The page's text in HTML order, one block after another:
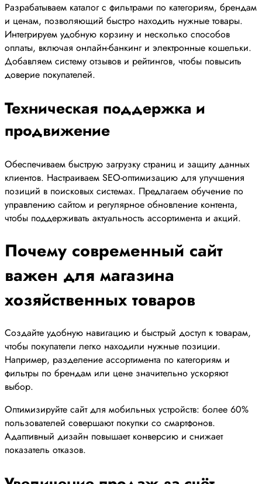
Разрабатываем каталог с фильтрами по категориям, брендам
и ценам, позволяющий быстро находить нужные товары.
Интегрируем удобную корзину и несколько способов
оплаты, включая онлайн-банкинг и электронные кошельки.
Добавляем систему отзывов и рейтингов, чтобы повысить
доверие покупателей.
Техническая поддержка и
продвижение
Обеспечиваем быструю загрузку страниц и защиту данных
клиентов. Настраиваем SEO-оптимизацию для улучшения
позиций в поисковых системах. Предлагаем обучение по
управлению сайтом и регулярное обновление контента,
чтобы поддерживать актуальность ассортимента и акций.
Почему современный сайт
важен для магазина
хозяйственных товаров
Создайте удобную навигацию и быстрый доступ к товарам,
чтобы покупатели легко находили нужные позиции.
Например, разделение ассортимента по категориям и
фильтры по брендам или цене значительно ускоряют
выбор.
Оптимизируйте сайт для мобильных устройств: более 60%
пользователей совершают покупки со смартфонов.
Адаптивный дизайн повышает конверсию и снижает
показатель отказов.